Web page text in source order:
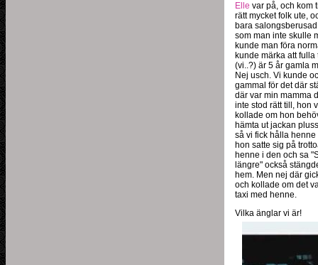
Elle var på, och kom
rätt mycket folk ute,
bara
som man inte skulle
kunde man föra
kunde märka att
(vi..?) är 5 år gamla
Nej usch. Vi kunde
gammal för det där
där var min mamma
inte stod rätt till, hon
kollade om hon
hämta ut jackan
så vi fick hålla
hon satte sig på
henne i den och sa
längre" också
hem. Men nej där
och kollade om det
taxi med henne.
Vilka änglar vi är!